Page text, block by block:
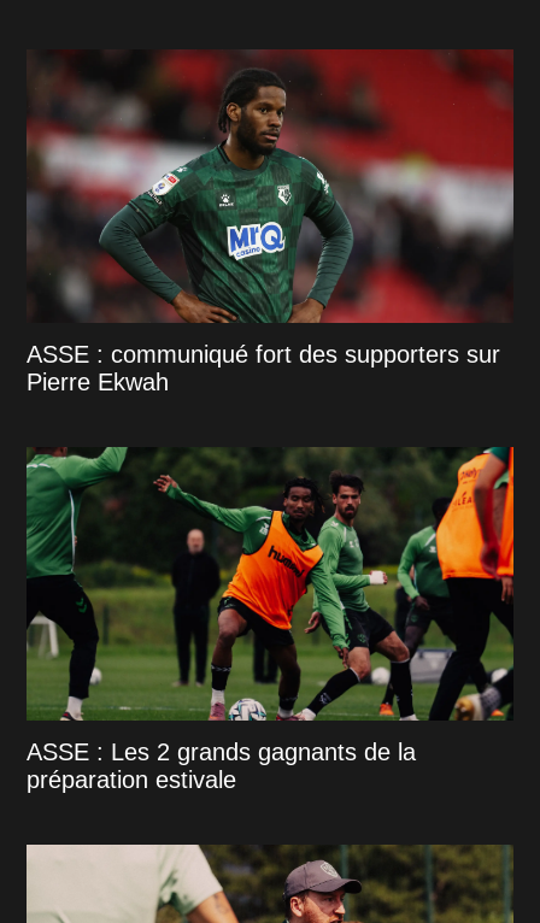
ASSE : communiqué fort des supporters sur
Pierre Ekwah
ASSE : Les 2 grands gagnants de la
préparation estivale